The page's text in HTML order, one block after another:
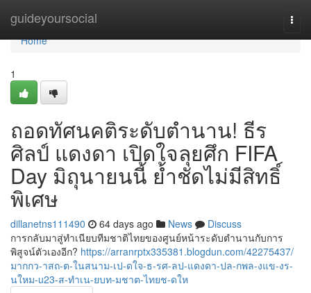
guideyoursocial
Home
Home
1
ถอดทัศนคติระดับตำนาน! ธีร
ศิลป์ แดงดา เปิดใจลุยศึก FIFA
Day มิถุนายนนี้ ย้ำชัดไม่มีสิทธิ์
พิเศษ
dillanetns111490 64 days ago News
Discuss
การกลับมาสู่ทำเนียบทีมชาติไทยของศูนย์หน้าระดับตำนานกับการ
พิสูจน์ตัวเองอีก? https://arranrptx335381.blogdun.com/42275437/
มากกว-าสถ-ต-ในสนาม-เป-ดใจ-ธ-รศ-ลป-แดงดา-ปล-กพล-งแข-งร-
นใหม-u23-ส-ทำเน-ยบท-มชาต-ไทยช-ดให